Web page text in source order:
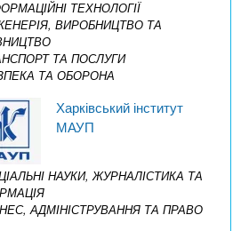
ТЕХНОЛОГІЇ
ВИРОБНИЦТВО ТА
ТА ПОСЛУГИ
ТА ОБОРОНА
Харківський інститут
МАУП
НАУКИ, ЖУРНАЛІСТИКА ТА
АДМІНІСТРУВАННЯ ТА ПРАВО